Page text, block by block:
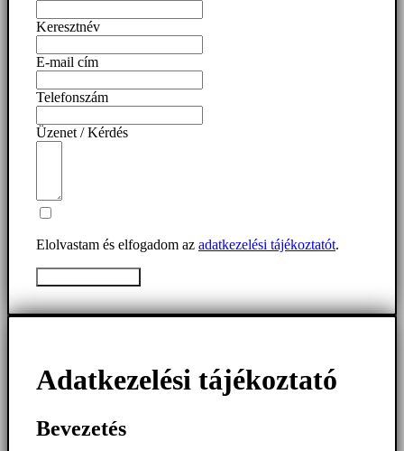
Keresztnév
E-mail cím
Telefonszám
Üzenet / Kérdés
Elolvastam és elfogadom az adatkezelési tájékoztatót.
Adatkezelési tájékoztató
Bevezetés